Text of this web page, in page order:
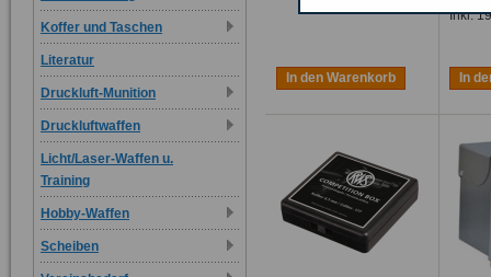
In den Warenkorb
Inkl.
In
Koffer und Taschen
Literatur
Druckluft-Munition
Druckluftwaffen
Licht/Laser-Waffen u.
Training
Hobby-Waffen
Scheiben